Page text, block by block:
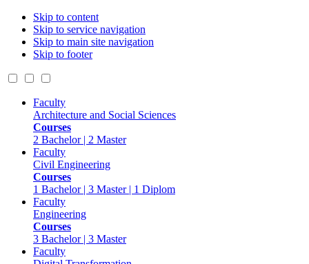
Skip to content
Skip to service navigation
Skip to main site navigation
Skip to footer
Faculty
Architecture and Social Sciences
Courses
2 Bachelor | 2 Master
Faculty
Civil Engineering
Courses
1 Bachelor | 3 Master | 1 Diplom
Faculty
Engineering
Courses
3 Bachelor | 3 Master
Faculty